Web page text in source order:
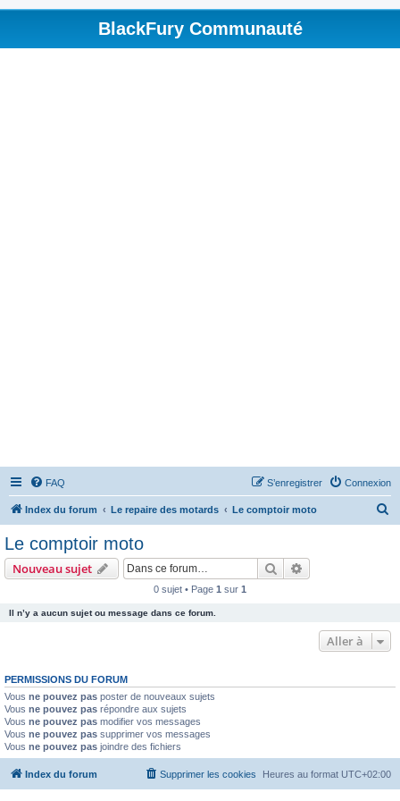
BlackFury Communauté
FAQ Connexion
S’enregistrer
Index du forum Le repaire des motards Le comptoir moto
Le comptoir moto
Nouveau sujet Rechercher
0 sujet • Page 1 sur 1
Il n’y a aucun sujet ou message dans ce forum.
Aller à
PERMISSIONS DU FORUM
Vous ne pouvez pas poster de nouveaux sujets
Vous ne pouvez pas répondre aux sujets
Vous ne pouvez pas modifier vos messages
Vous ne pouvez pas supprimer vos messages
Vous ne pouvez pas joindre des fichiers
Index du forum Heures au format UTC+02:00
Supprimer les cookies